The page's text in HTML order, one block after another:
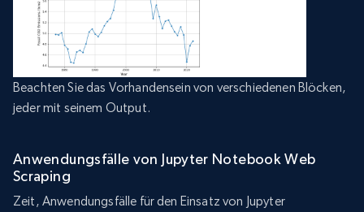
Beachten Sie das Vorhandensein von verschiedenen Blöcken,
jeder mit seinem Output.
Anwendungsfälle von Jupyter Notebook Web
Scraping
Zeit, Anwendungsfälle für den Einsatz von Jupyter